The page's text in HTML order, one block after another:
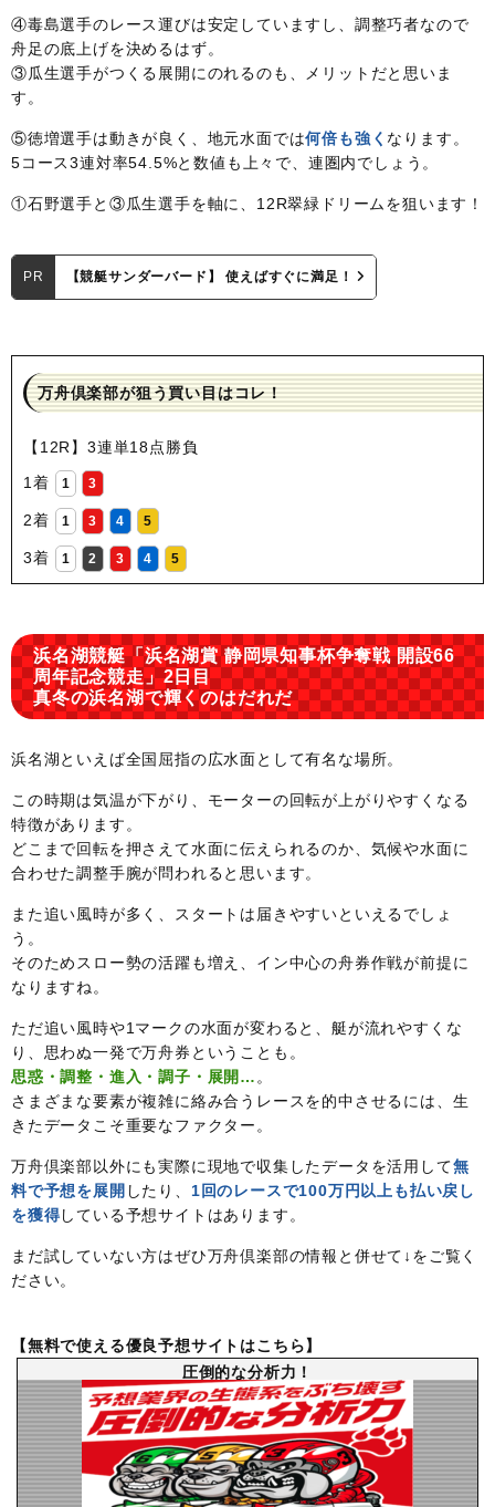
④毒島選手のレース運びは安定していますし、調整巧者なので
舟足の底上げを決めるはず。
③瓜生選手がつくる展開にのれるのも、メリットだと思いま
す。
⑤徳増選手は動きが良く、地元水面では何倍も強く なります。
5コース3連対率54.5%と数値も上々で、連圏内でしょう。
①石野選手と③瓜生選手を軸に、12R翠緑ドリームを狙います！
PR 【競艇サンダーバード】 使えばすぐに満足！
万舟倶楽部が狙う買い目はコレ！
【12R】3連単18点勝負
1着
1 3
2着 1 3 4 5
3着 1 2 3 4 5
浜名湖競艇「浜名湖賞 静岡県知事杯争奪戦 開設66
周年記念競走」2日目
真冬の浜名湖で輝くのはだれだ
浜名湖といえば全国屈指の広水面として有名な場所。
この時期は気温が下がり、モーターの回転が上がりやすくなる
特徴があります。
どこまで回転を押さえて水面に伝えられるのか、気候や水面に
合わせた調整手腕が問われると思います。
また追い風時が多く、スタートは届きやすいといえるでしょ
う。
そのためスロー勢の活躍も増え、イン中心の舟券作戦が前提に
なりますね。
ただ追い風時や1マークの水面が変わると、艇が流れやすくな
り、思わぬ一発で万舟券ということも。
思惑・調整・進入・調子・展開…。
さまざまな要素が複雑に絡み合うレースを的中させるには、生
きたデータこそ重要なファクター。
万舟倶楽部以外にも実際に現地で収集したデータを活用して無
料で予想を展開 したり、 1回のレースで100万円以上も払い戻し
を獲得している予想サイトはあります。
まだ試していない方はぜひ万舟倶楽部の情報と併せて↓をご覧く
ださい。
【無料で使える優良予想サイトはこちら】
圧倒的な分析力！